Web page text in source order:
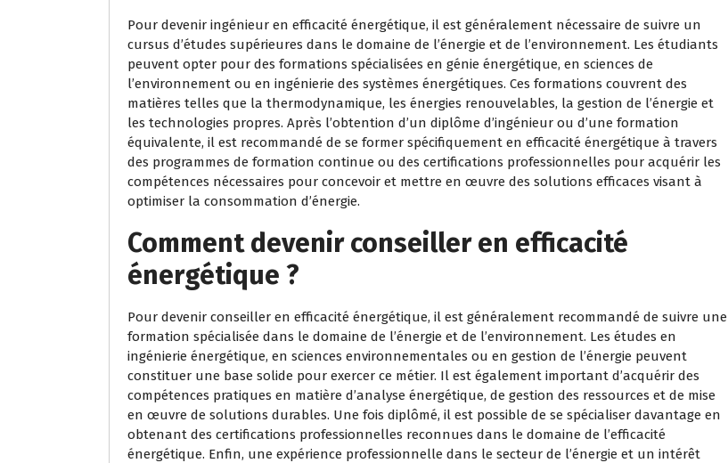
Pour devenir ingénieur en efficacité énergétique, il est généralement nécessaire de suivre un
cursus d’études supérieures dans le domaine de l’énergie et de l’environnement. Les étudiants
peuvent opter pour des formations spécialisées en génie énergétique, en sciences de
l’environnement ou en ingénierie des systèmes énergétiques. Ces formations couvrent des
matières telles que la thermodynamique, les énergies renouvelables, la gestion de l’énergie et
les technologies propres. Après l’obtention d’un diplôme d’ingénieur ou d’une formation
équivalente, il est recommandé de se former spécifiquement en efficacité énergétique à travers
des programmes de formation continue ou des certifications professionnelles pour acquérir les
compétences nécessaires pour concevoir et mettre en œuvre des solutions efficaces visant à
optimiser la consommation d’énergie.
Comment devenir conseiller en efficacité
énergétique ?
Pour devenir conseiller en efficacité énergétique, il est généralement recommandé de suivre une
formation spécialisée dans le domaine de l’énergie et de l’environnement. Les études en
ingénierie énergétique, en sciences environnementales ou en gestion de l’énergie peuvent
constituer une base solide pour exercer ce métier. Il est également important d’acquérir des
compétences pratiques en matière d’analyse énergétique, de gestion des ressources et de mise
en œuvre de solutions durables. Une fois diplômé, il est possible de se spécialiser davantage en
obtenant des certifications professionnelles reconnues dans le domaine de l’efficacité
énergétique. Enfin, une expérience professionnelle dans le secteur de l’énergie et un intérêt